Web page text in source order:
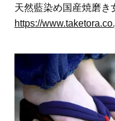
天然藍染め国産焼磨き
https://